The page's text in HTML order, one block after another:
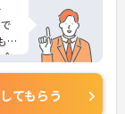
少
てもらう